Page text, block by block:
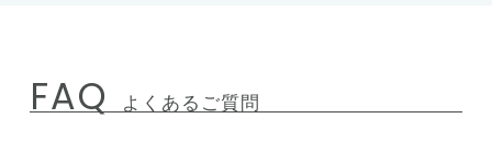
FAQ よくあるご質問